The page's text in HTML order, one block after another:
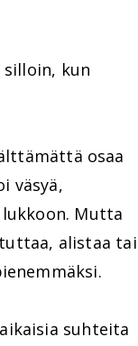
silloin, kun
osaa
väsyä,
Mutta
alistaa tai
suhteita